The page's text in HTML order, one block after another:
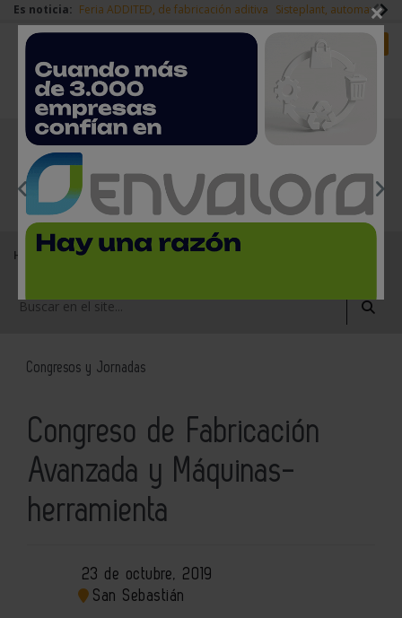
Es noticia: Feria ADDITED, de fabricación aditiva Sisteplant,
Redes Sociales Login empresas
EMPRESAS PREMIUM
Home Agenda
Congresos y Jornadas
Congresos y Jornadas
Congreso de Fabricación
Avanzada y Máquinas-
herramienta
23 de octubre, 2019
San Sebastián
×